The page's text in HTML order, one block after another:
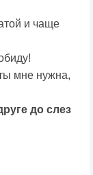
и чаще
мне нужна,
до слез